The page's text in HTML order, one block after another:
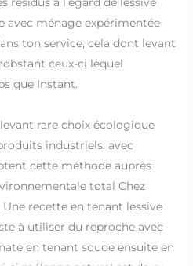
avec ménage expérimentée
ton service, cela dont levant
ceux-ci lequel
que Instant.
rare choix écologique
industriels. avec
cette méthode auprès
total Chez
recette en tenant lessive
à utiliser du reproche avec
en tenant soude ensuite en